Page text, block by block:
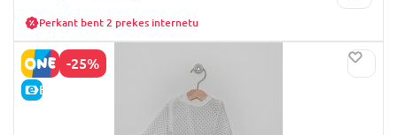
Perkant bent 2 prekes internetu
-25%
E-KAINA